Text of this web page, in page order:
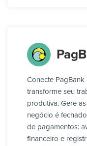
Conecte PagBank
transforme seu
produtiva. Gere
negócio é
de pagamentos:
financeiro e